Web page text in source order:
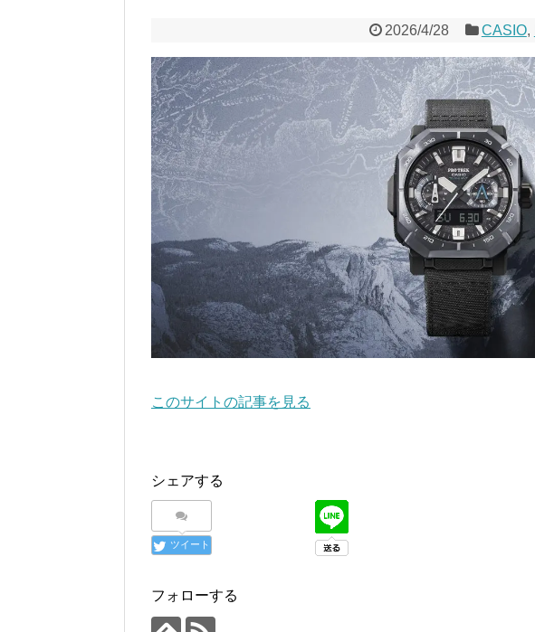
2026/4/28 CASIO,
このサイトの記事を見る
シェアする
ツイート
フォローする